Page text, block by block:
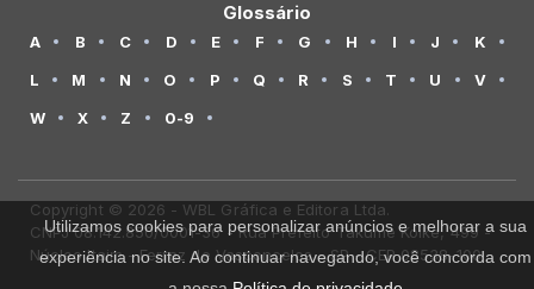
Glossário
A B C D E F G H I J
K
L
M N O P Q R S T U
V
W
X Z 0-9
Copyright © 2026 - WBL Gráfica e Editora Ltda.
CNPJ 08.142.850/0001-36 - Rua Prefeito Takume Koike, 499 -
Núcleo Itaim - Ferraz de Vasconcelos - SP - CEP 08538-100
Utilizamos cookies para personalizar anúncios e melhorar a sua
experiência no site. Ao continuar navegando, você concorda com